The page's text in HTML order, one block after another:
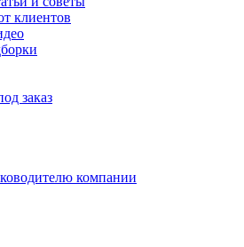
клиентов
заказ
компании